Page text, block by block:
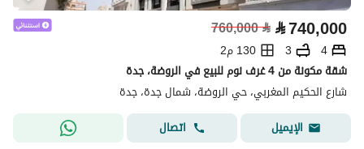
⃁740,000
⃁
760,000
4
3
130 م2
شقة مكونة من 4 غرف نوم للبيع في الروضة، جدة
شارع الحكيم المغربي، حي الروضة، شمال جدة، جدة
الإيميل
اتصال